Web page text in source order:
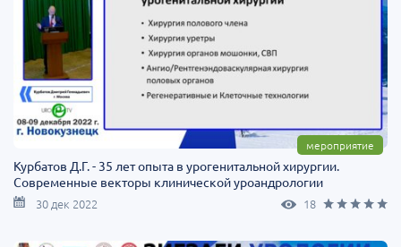
мероприятие
Курбатов Д.Г. - 35 лет опыта в урогенитальной хирургии.
Современные векторы клинической уроандрологии
30 дек 2022 18